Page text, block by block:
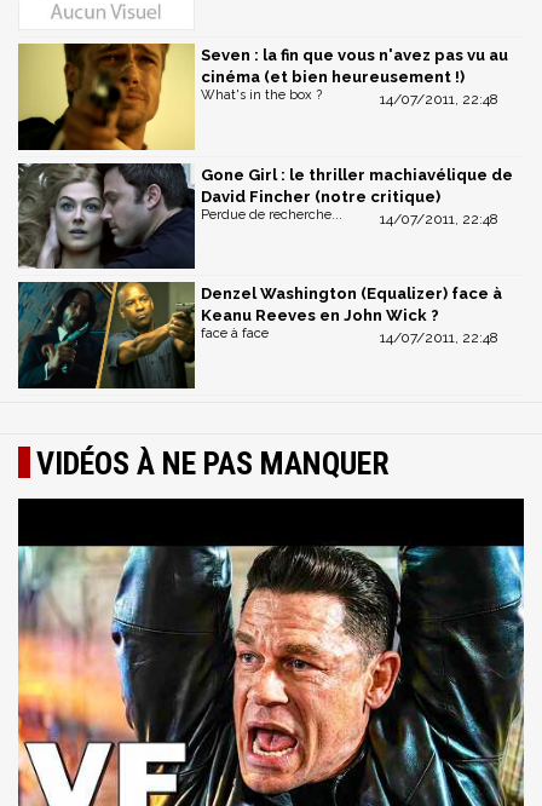
Seven : la fin que vous n'avez pas vu au
cinéma (et bien heureusement !)
14/07/2011, 22:48
What's in the box ?
Gone Girl : le thriller machiavélique de
David Fincher (notre critique)
14/07/2011, 22:48
Perdue de recherche...
Denzel Washington (Equalizer) face à
Keanu Reeves en John Wick ?
14/07/2011, 22:48
face à face
VIDÉOS À NE PAS MANQUER